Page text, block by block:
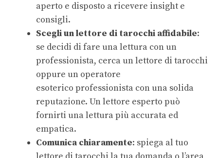
aperto e disposto a ricevere insight e
consigli.
Scegli un lettore di tarocchi affidabile:
se decidi di fare una lettura con un
professionista, cerca un lettore di tarocchi
oppure un operatore
esoterico professionista con una solida
reputazione. Un lettore esperto può
fornirti una lettura più accurata ed
empatica.
Comunica chiaramente: spiega al tuo